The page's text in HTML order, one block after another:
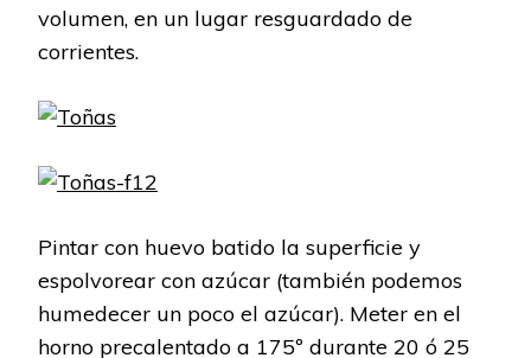
volumen, en un lugar resguardado de
corrientes.
Pintar con huevo batido la superficie y
espolvorear con azúcar (también podemos
humedecer un poco el azúcar). Meter en el
horno precalentado a 175º durante 20 ó 25